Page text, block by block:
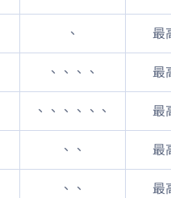
MP4、MP3 最高
MP4、MKV、MOV、MP3、M4A 最高
MP4、WEBM、MP3、M4A、OPUS、WAV、FLAC 最高
MP4、M4A、OPUS 最高
MP4、WEBM、MP3 最高